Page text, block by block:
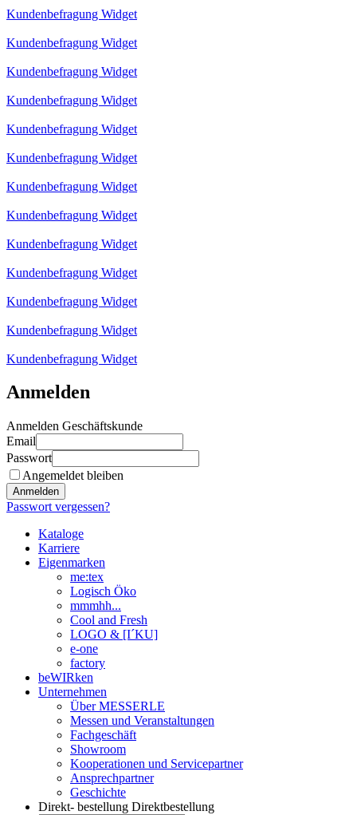
Kundenbefragung Widget
Kundenbefragung Widget
Kundenbefragung Widget
Kundenbefragung Widget
Kundenbefragung Widget
Kundenbefragung Widget
Kundenbefragung Widget
Kundenbefragung Widget
Kundenbefragung Widget
Kundenbefragung Widget
Kundenbefragung Widget
Kundenbefragung Widget
Kundenbefragung Widget
Anmelden
Anmelden Geschäftskunde
Email
Passwort
Angemeldet bleiben
Anmelden
Passwort vergessen?
Kataloge
Karriere
Eigenmarken
me:tex
Logisch Öko
mmmhh...
Cool and Fresh
LOGO & [I´KU]
e-one
factory
beWIRken
Unternehmen
Über MESSERLE
Messen und Veranstaltungen
Fachgeschäft
Showroom
Kooperationen und Servicepartner
Ansprechpartner
Geschichte
Direkt- bestellung Direktbestellung